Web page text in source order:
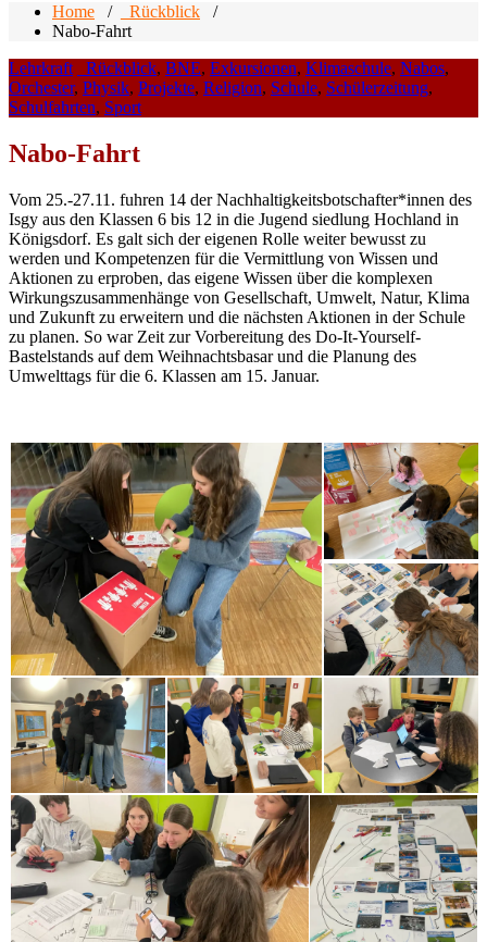
Home / _Rückblick /
Nabo-Fahrt
Lehrkraft
_Rückblick, BNE, Exkursionen, Klimaschule, Nabos,
Orchester, Physik, Projekte, Religion, Schule, Schülerzeitung,
Schulfahrten, Sport
Nabo-Fahrt
Vom 25.-27.11. fuhren 14 der Nachhaltigkeitsbotschafter*innen des
Isgy aus den Klassen 6 bis 12 in die Jugend siedlung Hochland in
Königsdorf. Es galt sich der eigenen Rolle weiter bewusst zu
werden und Kompetenzen für die Vermittlung von Wissen und
Aktionen zu erproben, das eigene Wissen über die komplexen
Wirkungszusammenhänge von Gesellschaft, Umwelt, Natur, Klima
und Zukunft zu erweitern und die nächsten Aktionen in der Schule
zu planen. So war Zeit zur Vorbereitung des Do-It-Yourself-
Bastelstands auf dem Weihnachtsbasar und die Planung des
Umwelttags für die 6. Klassen am 15. Januar.